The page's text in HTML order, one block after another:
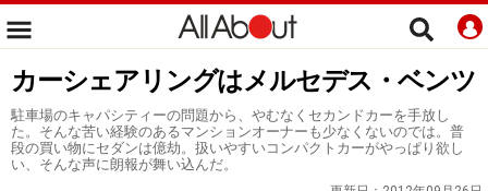
カーシェアリングはメルセデス・ベンツ
駐車場のキャパシティーの問題から、やむなくセカンドカーを手放し
た。そんな苦い経験のあるマンションオーナーも少なくないのでは。普
段の買い物にセダンは億劫。扱いやすいコンパクトカーがやっぱり欲し
い、そんな声に朗報が舞い込んだ。